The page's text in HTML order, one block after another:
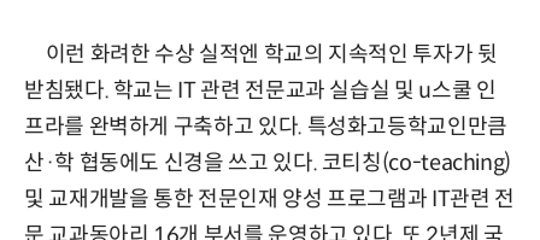
이런 화려한 수상 실적엔 학교의 지속적인 투자가 뒷
받침됐다. 학교는 IT 관련 전문교과 실습실 및 u스쿨 인
프라를 완벽하게 구축하고 있다. 특성화고등학교인만큼
산·학 협동에도 신경을 쓰고 있다. 코티칭(co-teaching)
및 교재개발을 통한 전문인재 양성 프로그램과 IT관련 전